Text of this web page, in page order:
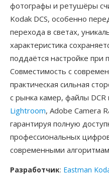
фотографы и ретушёры
Kodak DCS, особенно
перехода в светах,
характеристика
поддаётся настройке при
Совместимость с
практическая сильная
с рынка камер, файлы
Lightroom, Adobe Camera
гарантируя полную
профессиональных
современными
Разработчик: Eastman